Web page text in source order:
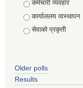
Choices
कर्मचारी व्यवहार
कार्याललय व्वस्थापन
सेवाको प्रकृती
Older polls
Results